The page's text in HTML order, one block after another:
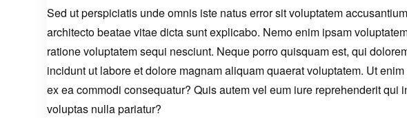
Sed ut perspiciatis unde omnis iste natus error sit voluptatem
architecto beatae vitae dicta sunt explicabo. Nemo enim ipsam
ratione voluptatem sequi nesciunt. Neque porro quisquam est, qui
incidunt ut labore et dolore magnam aliquam quaerat voluptatem. Ut
ex ea commodi consequatur? Quis autem vel eum iure reprehenderit
voluptas nulla pariatur?